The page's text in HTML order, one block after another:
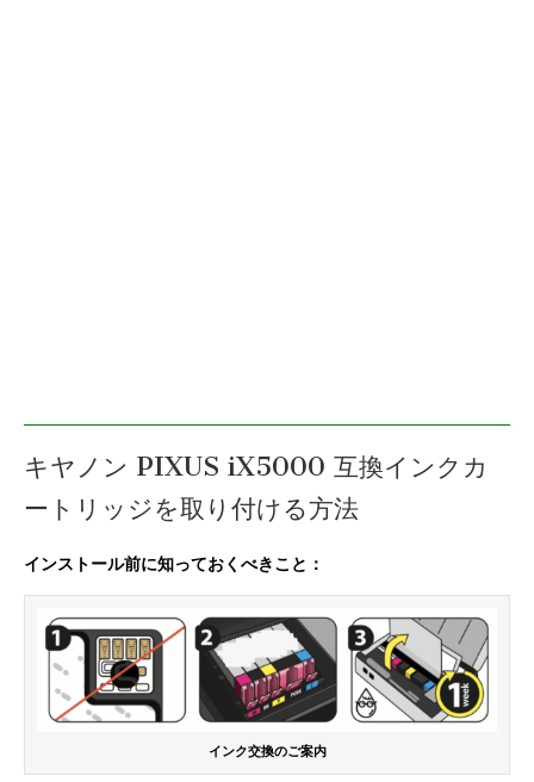
キヤノン PIXUS iX5000 互換インクカ
ートリッジを取り付ける方法
インストール前に知っておくべきこと：
インク交換のご案内